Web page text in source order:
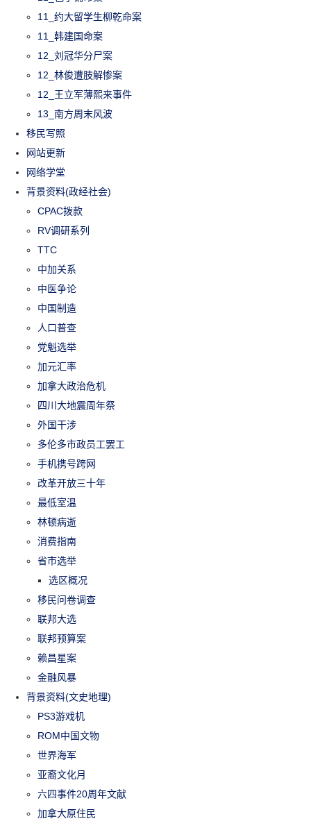
11_约大留学生柳乾命案
11_韩建国命案
12_刘冠华分尸案
12_林俊遭肢解惨案
12_王立军薄熙来事件
13_南方周末风波
移民写照
网站更新
网络学堂
背景资料(政经社会)
CPAC拨款
RV调研系列
TTC
中加关系
中医争论
中国制造
人口普查
党魁选举
加元汇率
加拿大政治危机
四川大地震周年祭
外国干涉
多伦多市政员工罢工
手机携号跨网
改革开放三十年
最低室温
林顿病逝
消费指南
省市选举
选区概况
移民问卷调查
联邦大选
联邦预算案
赖昌星案
金融风暴
背景资料(文史地理)
PS3游戏机
ROM中国文物
世界海军
亚裔文化月
六四事件20周年文献
加拿大原住民